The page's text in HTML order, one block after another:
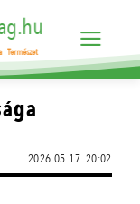
Természet
2026.05.17. 20:02